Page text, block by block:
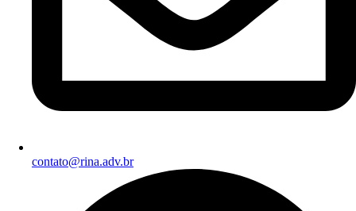
contato@rina.adv.br